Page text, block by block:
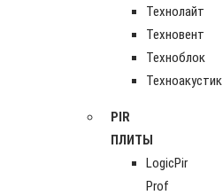
Технолайт
Техновент
Техноблок
Техноакустик
PIR
ПЛИТЫ
LogicPir
Prof